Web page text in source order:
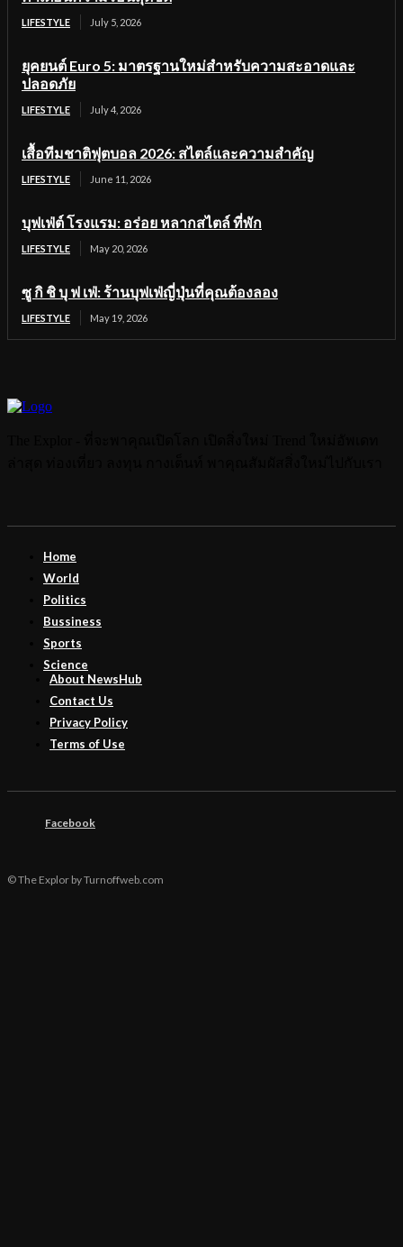
LIFESTYLE July 5, 2026
ยุคยนต์ Euro 5: มาตรฐานใหม่สำหรับความสะอาดและ
ปลอดภัย
LIFESTYLE July 4, 2026
เสื้อทีมชาติฟุตบอล 2026: สไตล์และความสำคัญ
LIFESTYLE June 11, 2026
บุฟเฟ่ต์ โรงแรม: อร่อย หลากสไตล์ ที่พัก
LIFESTYLE May 20, 2026
ซู กิ ชิ บุ ฟ เฟ่: ร้านบุฟเฟ่ญี่ปุ่นที่คุณต้องลอง
LIFESTYLE May 19, 2026
Home
World
Politics
Bussiness
Sports
Science
About NewsHub
Contact Us
Privacy Policy
Terms of Use
Facebook
© The Explor by Turnoffweb.com